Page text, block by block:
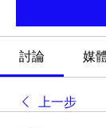
討論 媒
上一步